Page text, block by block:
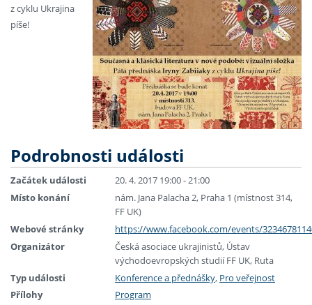
z cyklu Ukrajina
píše!
Podrobnosti události
Začátek události
20. 4. 2017 19:00 - 21:00
Místo konání
nám. Jana Palacha 2, Praha 1 (místnost 314,
FF UK)
Webové stránky
https://www.facebook.com/events/
Organizátor
Česká asociace ukrajinistů, Ústav
východoevropských studií FF UK, Ruta
Typ události
Konference a přednášky, Pro veřejnost
Přílohy
Program